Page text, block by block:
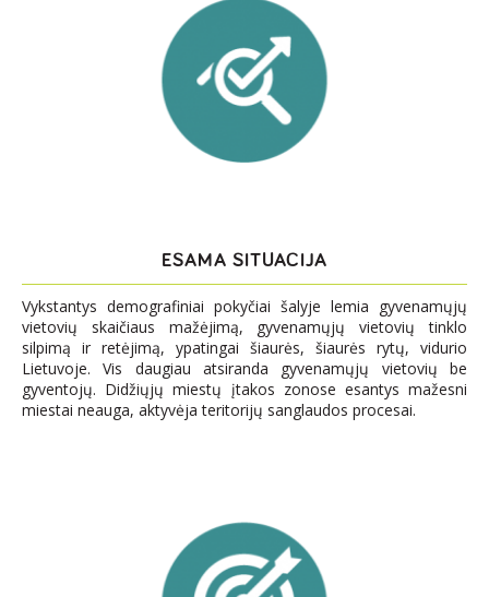
ESAMA SITUACIJA
Vykstantys demografiniai pokyčiai šalyje lemia gyvenamųjų
vietovių skaičiaus mažėjimą, gyvenamųjų vietovių tinklo
silpimą ir retėjimą, ypatingai šiaurės, šiaurės rytų, vidurio
Lietuvoje. Vis daugiau atsiranda gyvenamųjų vietovių be
gyventojų. Didžiųjų miestų įtakos zonose esantys mažesni
miestai neauga, aktyvėja teritorijų sanglaudos procesai.